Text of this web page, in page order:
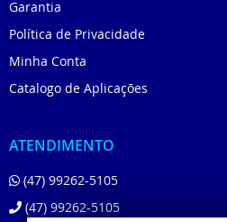
Garantia
Política de Privacidade
Minha Conta
Catalogo de Aplicações
ATENDIMENTO
(47) 99262-5105
(47) 99262-5105